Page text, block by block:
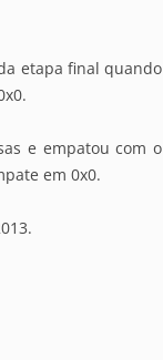
etapa final quando
e empatou com o
em 0x0.